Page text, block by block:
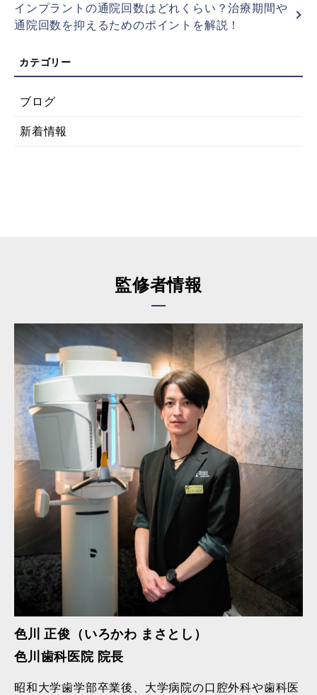
インプラントの通院回数はどれくらい？治療期間や
通院回数を抑えるためのポイントを解説！
ブログ
新着情報
監修者情報
色川 正俊（いろかわ まさとし）
色川歯科医院 院長
昭和大学歯学部卒業後、大学病院の口腔外科や歯科医